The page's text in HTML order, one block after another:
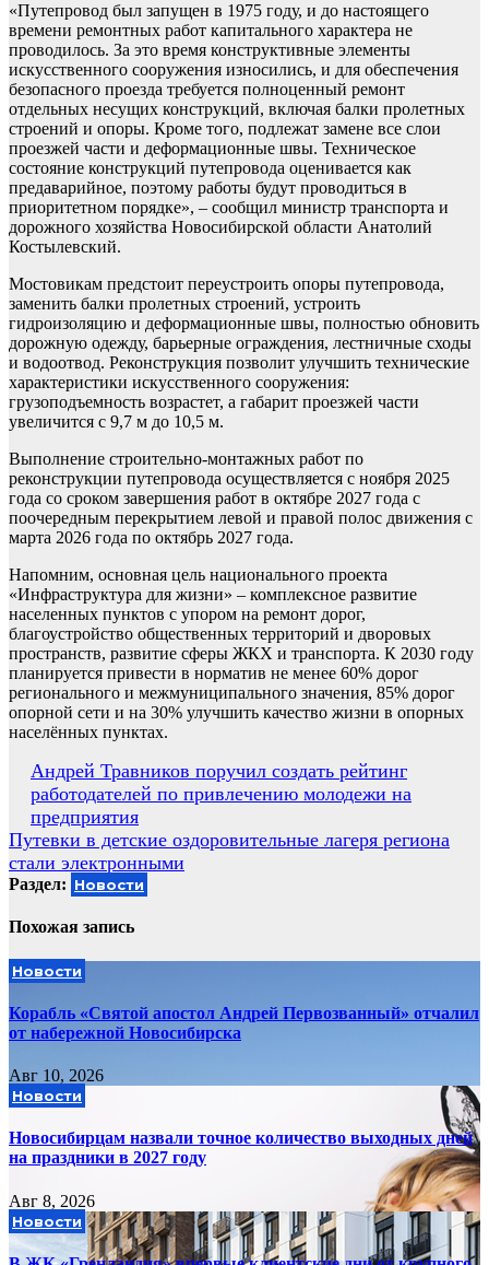
«Путепровод был запущен в 1975 году, и до настоящего
времени ремонтных работ капитального характера не
проводилось. За это время конструктивные элементы
искусственного сооружения износились, и для обеспечения
безопасного проезда требуется полноценный ремонт
отдельных несущих конструкций, включая балки пролетных
строений и опоры. Кроме того, подлежат замене все слои
проезжей части и деформационные швы. Техническое
состояние конструкций путепровода оценивается как
предаварийное, поэтому работы будут проводиться в
приоритетном порядке», – сообщил министр транспорта и
дорожного хозяйства Новосибирской области Анатолий
Костылевский.
Мостовикам предстоит переустроить опоры путепровода,
заменить балки пролетных строений, устроить
гидроизоляцию и деформационные швы, полностью обновить
дорожную одежду, барьерные ограждения, лестничные сходы
и водоотвод. Реконструкция позволит улучшить технические
характеристики искусственного сооружения:
грузоподъемность возрастет, а габарит проезжей части
увеличится с 9,7 м до 10,5 м.
Выполнение строительно-монтажных работ по
реконструкции путепровода осуществляется с ноября 2025
года со сроком завершения работ в октябре 2027 года с
поочередным перекрытием левой и правой полос движения с
марта 2026 года по октябрь 2027 года.
Напомним, основная цель национального проекта
«Инфраструктура для жизни» – комплексное развитие
населенных пунктов с упором на ремонт дорог,
благоустройство общественных территорий и дворовых
пространств, развитие сферы ЖКХ и транспорта. К 2030 году
планируется привести в норматив не менее 60% дорог
регионального и межмуниципального значения, 85% дорог
опорной сети и на 30% улучшить качество жизни в опорных
населённых пунктах.
Навигация
по
записям
Андрей Травников поручил создать рейтинг
работодателей по привлечению молодежи на
предприятия
Путевки в детские оздоровительные лагеря региона
стали электронными
Раздел: Новости
Похожая запись
Новости
Корабль «Святой апостол Андрей Первозванный» отчалил
от набережной Новосибирска
Авг 10, 2026
Новости
Новосибирцам назвали точное количество выходных дней
на праздники в 2027 году
Авг 8, 2026
Новости